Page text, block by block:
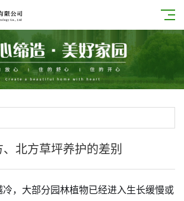
、北方草坪养护的差别
，大部分园林植物已经进入生长缓慢或